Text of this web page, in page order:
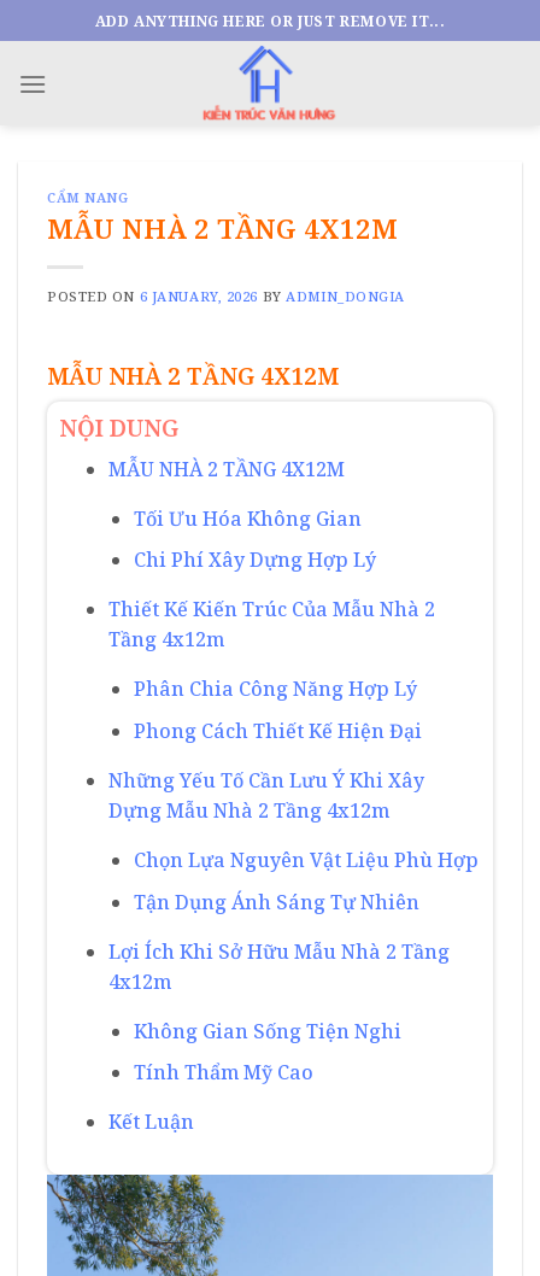
to
content
ADD ANYTHING HERE OR JUST REMOVE IT...
CẨM NANG
MẪU NHÀ 2 TẦNG 4X12M
POSTED ON 6 JANUARY, 2026 BY ADMIN_DONGIA
MẪU NHÀ 2 TẦNG 4X12M
NỘI DUNG
MẪU NHÀ 2 TẦNG 4X12M
Tối Ưu Hóa Không Gian
Chi Phí Xây Dựng Hợp Lý
Thiết Kế Kiến Trúc Của Mẫu Nhà 2
Tầng 4x12m
Phân Chia Công Năng Hợp Lý
Phong Cách Thiết Kế Hiện Đại
Những Yếu Tố Cần Lưu Ý Khi Xây
Dựng Mẫu Nhà 2 Tầng 4x12m
Chọn Lựa Nguyên Vật Liệu Phù Hợp
Tận Dụng Ánh Sáng Tự Nhiên
Lợi Ích Khi Sở Hữu Mẫu Nhà 2 Tầng
4x12m
Không Gian Sống Tiện Nghi
Tính Thẩm Mỹ Cao
Kết Luận